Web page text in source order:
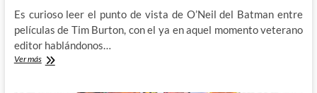
Es curioso leer el punto de vista de O’Neil del Batman entre
películas de Tim Burton, con el ya en aquel momento veterano
editor hablándonos…
Ver másRecuerden